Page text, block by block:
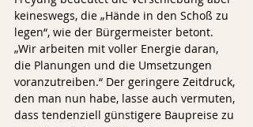
keineswegs, die „Hände in den Schoß zu
legen“, wie der Bürgermeister betont.
„Wir arbeiten mit voller Energie daran,
die Planungen und die Umsetzungen
voranzutreiben.“ Der geringere Zeitdruck,
den man nun habe, lasse auch vermuten,
dass tendenziell günstigere Baupreise zu